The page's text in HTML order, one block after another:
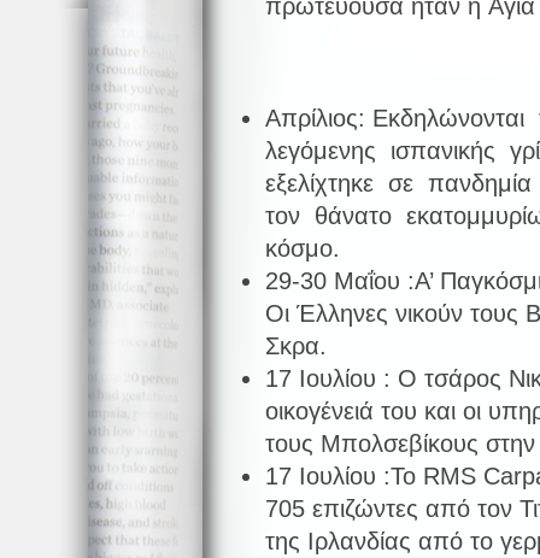
πρωτεύουσα ήταν η
Απρίλιος:
λεγόμενης ισπανικής
εξελίχτηκε σε
τον θάνατο
κόσμο.
29-30 Μαΐου :Α’
Οι Έλληνες νικούν τους
Σκρα.
17 Ιουλίου : Ο τσάρος
οικογένειά του και οι
τους Μπολσεβίκους
17 Ιουλίου :Το RMS
705 επιζώντες από τον
της Ιρλανδίας από το